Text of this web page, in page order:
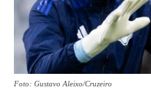
Foto: Gustavo Aleixo/Cruzeiro